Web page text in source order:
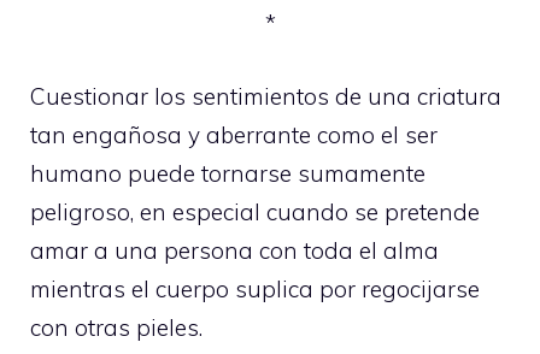
*
Cuestionar los sentimientos de una criatura
tan engañosa y aberrante como el ser
humano puede tornarse sumamente
peligroso, en especial cuando se pretende
amar a una persona con toda el alma
mientras el cuerpo suplica por regocijarse
con otras pieles.